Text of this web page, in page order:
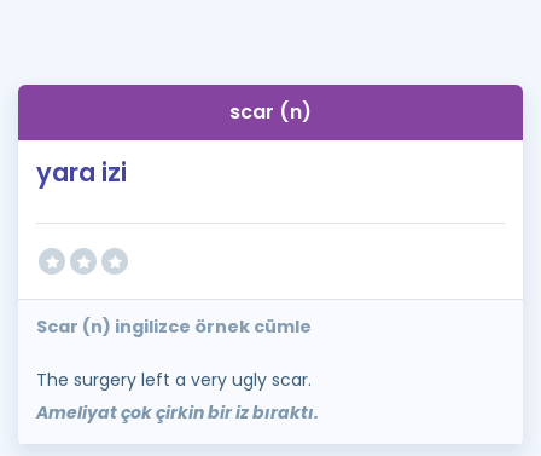
scar (n)
yara izi
Scar (n) ingilizce örnek cümle
The surgery left a very ugly scar.
Ameliyat çok çirkin bir iz bıraktı.